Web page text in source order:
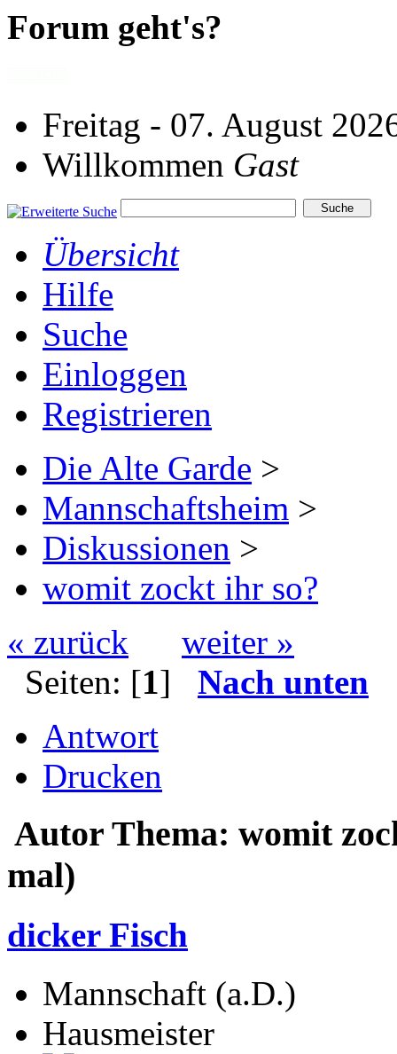
Forum geht's?
Freitag - 07. August
Willkommen Gast
Übersicht
Hilfe
Suche
Einloggen
Registrieren
Die Alte Garde >
Mannschaftsheim >
Diskussionen >
womit zockt ihr so?
« zurück
weiter »
Seiten: [1] Nach unten
Antwort
Drucken
Autor Thema: womit
mal)
dicker Fisch
Mannschaft (a.D.)
Hausmeister